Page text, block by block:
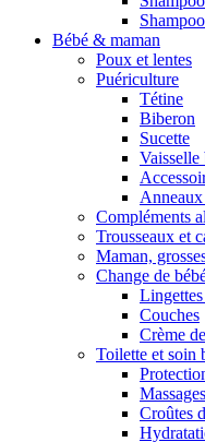
Bébé & maman
Poux et lentes
Puériculture
Tétine
Biberon
Sucette
Vaisselle
Compléments
Trousseaux et
Maman,
Change de
Couches
Crème
Toilette et soin
Croûtes